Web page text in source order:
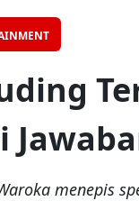
menepis